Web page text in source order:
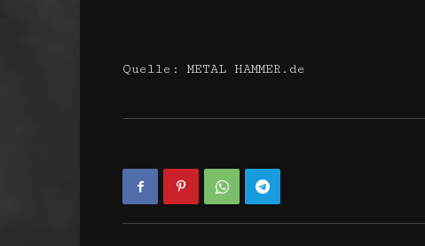
Quelle: METAL HAMMER.de